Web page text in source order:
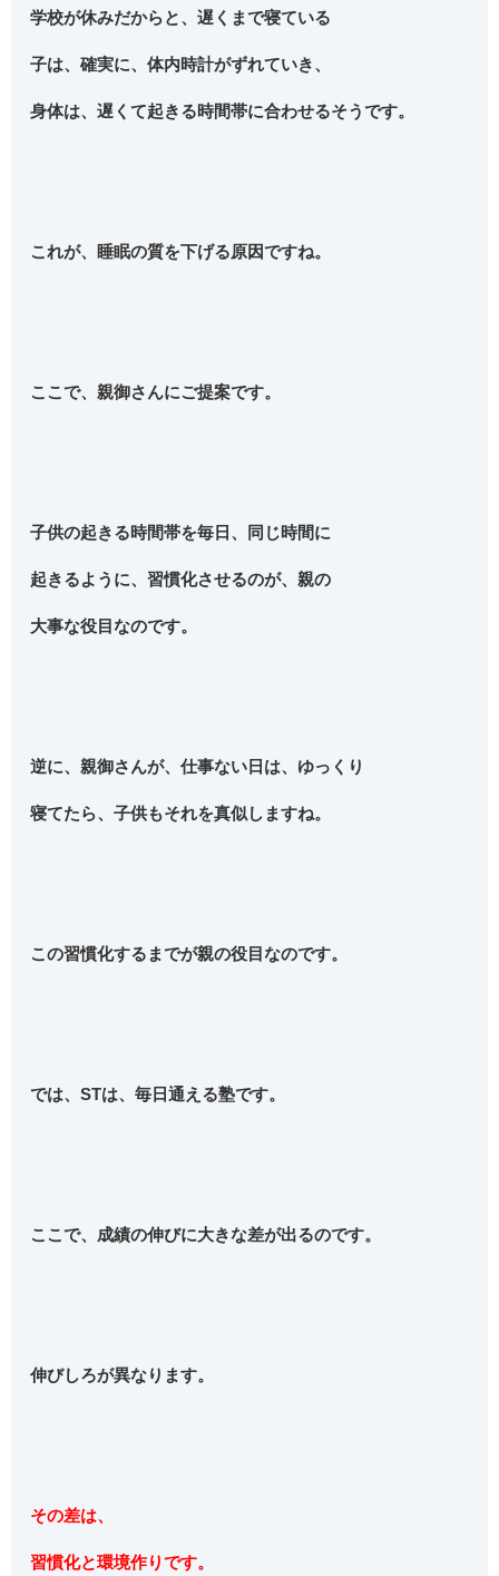
学校が休みだからと、遅くまで寝ている
子は、確実に、体内時計がずれていき、
身体は、遅くて起きる時間帯に合わせるそうです。
これが、睡眠の質を下げる原因ですね。
ここで、親御さんにご提案です。
子供の起きる時間帯を毎日、同じ時間に
起きるように、習慣化させるのが、親の
大事な役目なのです。
逆に、親御さんが、仕事ない日は、ゆっくり
寝てたら、子供もそれを真似しますね。
この習慣化するまでが親の役目なのです。
では、STは、毎日通える塾です。
ここで、成績の伸びに大きな差が出るのです。
伸びしろが異なります。
その差は、
習慣化と環境作りです。